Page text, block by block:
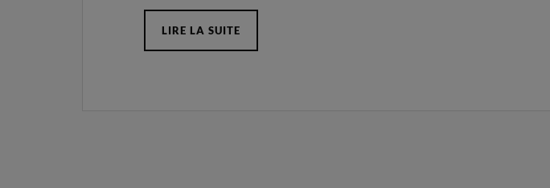
LIRE LA SUITE